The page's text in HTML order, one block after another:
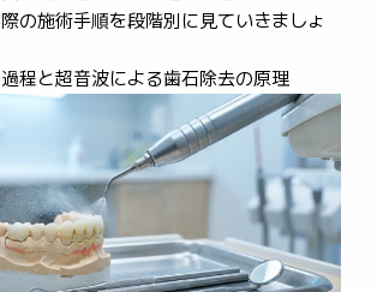
の施術手順を段階別に見ていきましょ
程と超音波による歯石除去の原理